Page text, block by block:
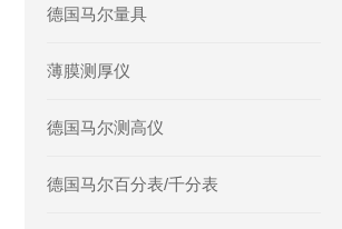
德国马尔量具
薄膜测厚仪
德国马尔测高仪
德国马尔百分表/千分表